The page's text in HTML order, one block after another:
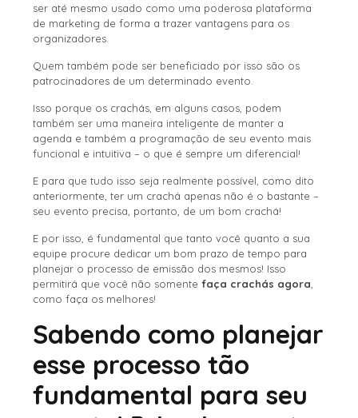
ser até mesmo usado como uma poderosa plataforma
de marketing de forma a trazer vantagens para os
organizadores.
Quem também pode ser beneficiado por isso são os
patrocinadores de um determinado evento.
Isso porque os crachás, em alguns casos, podem
também ser uma maneira inteligente de manter a
agenda e também a programação de seu evento mais
funcional e intuitiva – o que é sempre um diferencial!
E para que tudo isso seja realmente possível, como dito
anteriormente, ter um crachá apenas não é o bastante –
seu evento precisa, portanto, de um bom crachá!
E por isso, é fundamental que tanto você quanto a sua
equipe procure dedicar um bom prazo de tempo para
planejar o processo de emissão dos mesmos! Isso
permitirá que você não somente faça crachás agora
como faça os melhores!
Sabendo como planejar
esse processo tão
fundamental para seu